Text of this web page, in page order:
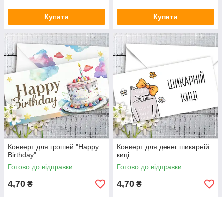
Купити Купити
Конверт для грошей "Happy
Birthday"
Готово до відправки
4,70 ₴
Конверт для денег шикарній
киці
Готово до відправки
4,70 ₴